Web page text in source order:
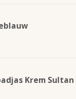
Krem Sultan